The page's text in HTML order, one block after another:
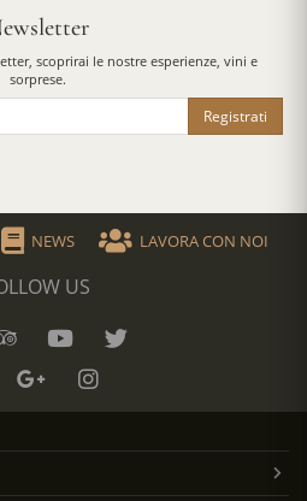
scoprirai le nostre esperienze, vini e
sorprese.
Registrati
NEWS LAVORA CON NOI
US